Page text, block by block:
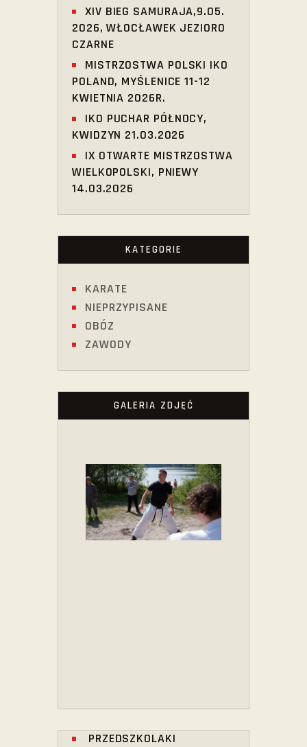
XIV BIEG SAMURAJA,9.05.
2026, WŁOCŁAWEK JEZIORO
CZARNE
MISTRZOSTWA POLSKI IKO
POLAND, MYŚLENICE 11-12
KWIETNIA 2026R.
IKO PUCHAR PÓŁNOCY,
KWIDZYN 21.03.2026
IX OTWARTE MISTRZOSTWA
WIELKOPOLSKI, PNIEWY
14.03.2026
KATEGORIE
KARATE
NIEPRZYPISANE
OBÓZ
ZAWODY
GALERIA ZDJĘĆ
PRZEDSZKOLAKI